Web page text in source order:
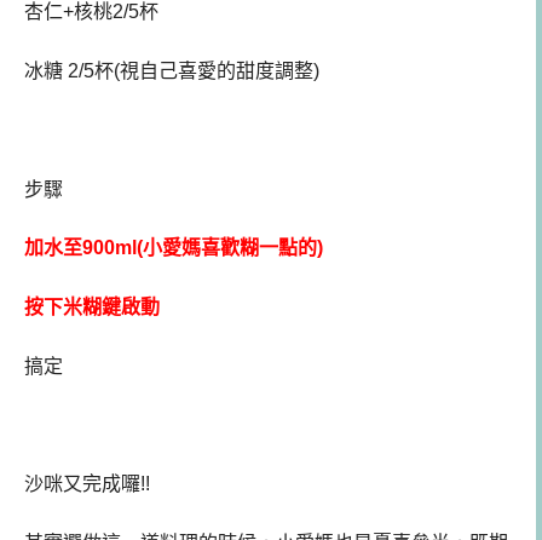
杏仁+核桃2/5杯
冰糖 2/5杯(視自己喜愛的甜度調整)
步驟
加水至900ml(小愛媽喜歡糊一點的)
按下米糊鍵啟動
搞定
沙咪又完成囉!!